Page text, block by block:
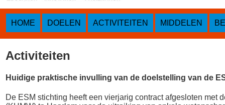
HOME DOELEN ACTIVITEITEN MIDDELEN
Activiteiten
Huidige praktische invulling van de doelstelling van de
De ESM stichting heeft een vierjarig contract afgesloten